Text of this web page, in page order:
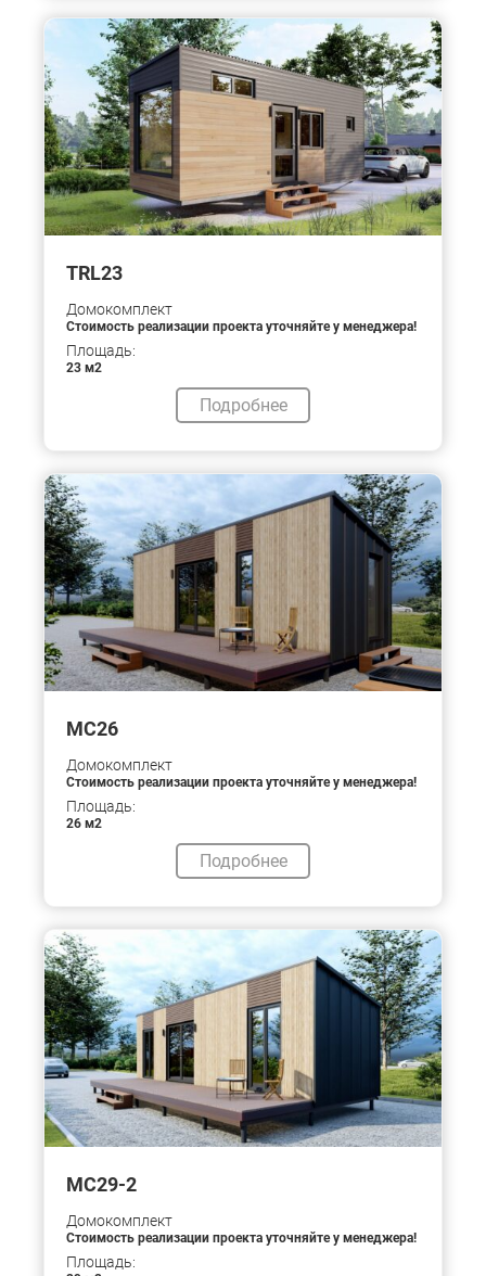
TRL23
Домокомплект
Стоимость реализации проекта уточняйте у менеджера!
Площадь:
23 м2
Подробнее
МС26
Домокомплект
Стоимость реализации проекта уточняйте у менеджера!
Площадь:
26 м2
Подробнее
МС29-2
Домокомплект
Стоимость реализации проекта уточняйте у менеджера!
Площадь: